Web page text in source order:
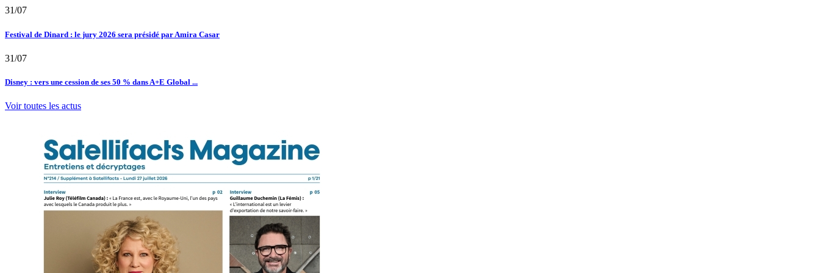
31/07
Festival de Dinard : le jury 2026 sera présidé par Amira Casar
31/07
Disney : vers une cession de ses 50 % dans A+E Global ...
Voir toutes les actus